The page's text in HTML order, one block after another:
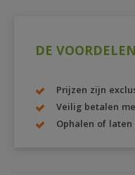
DE
Prijzen zijn
Veilig betalen
Ophalen of laten